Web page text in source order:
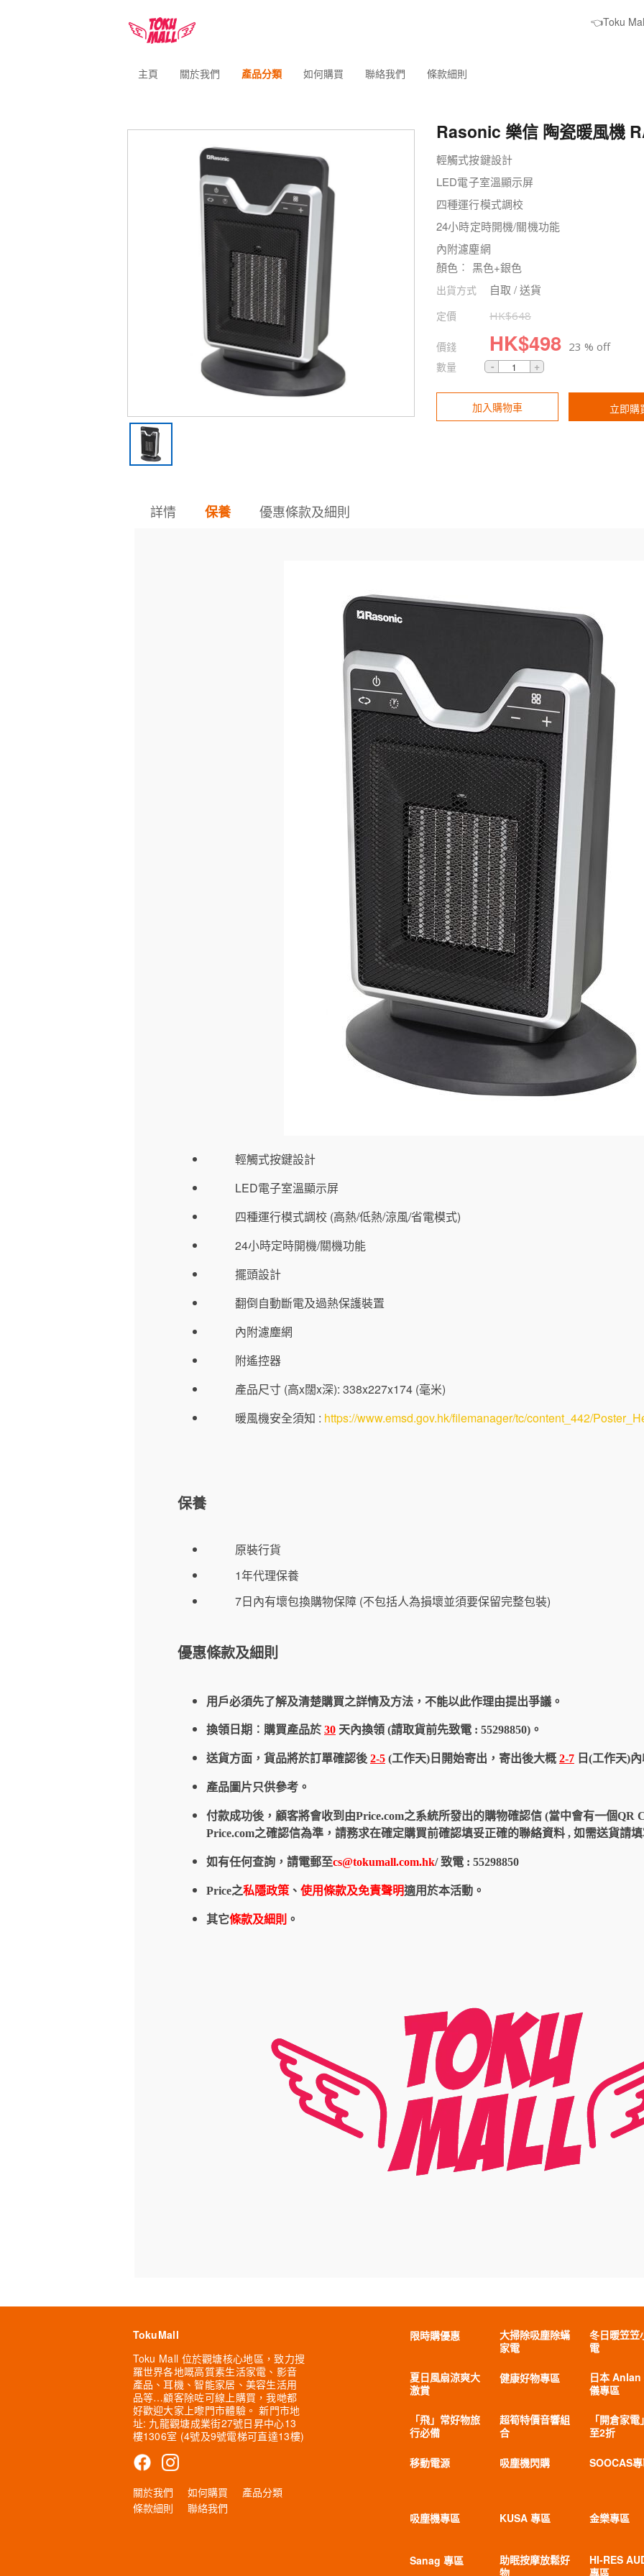
👈Toku
主頁 關於我們 產品分類 如何購買 聯絡我們 條款細則
Rasonic 樂信 陶瓷暖風機
輕觸式按鍵設計
LED電子室溫顯示屏
四種運行模式調校
24小時定時開機/關機功能
內附濾塵網
顏色︰ 黑色+銀色
出貨方式 自取 / 送貨
定價 HK$648
價錢 HK$498 23 % off
數量
加入購物車 立即購
詳情 保養 優惠條款及細則
輕觸式按鍵設計
LED電子室溫顯示屏
四種運行模式調校 (高熱/低熱/涼風/省電模式)
24小時定時開機/關機功能
擺頭設計
翻倒自動斷電及過熱保護裝置
內附濾塵網
附遙控器
產品尺寸 (高x闊x深): 338x227x174 (毫米)
暖風機安全須知 : https://www.emsd.gov.hk/filemanager/tc/content_442/
保養
原裝行貨
1年代理保養
7日內有壞包換購物保障 (不包括人為損壞並須要保留完整包裝)
優惠條款及細則
用戶必須先了解及清楚購買之詳情及方法，不能以此作理由提出爭議。
換領日期︰購買產品於 30 天內換領 (請取貨前先致電 : 55298850)。
送貨方面，貨品將於訂單確認後 2-5 (工作天)日開始寄出，寄出後大概 2-7 日(工作天)內
產品圖片只供參考。
付款成功後，顧客將會收到由Price.com之系統所發出的購物確認信 (當中會有一個QR
Price.com之確認信為準，請務求在確定購買前確認填妥正確的聯絡資料 , 如需送貨請
如有任何查詢，請電郵至cs@tokumall.com.hk/ 致電 : 55298850
Price之私隱政策 、 使用條款及免責聲明適用於本活動。
其它條款及細則 。
TokuMall
Toku Mall 位於觀塘核心地區，致力搜
羅世界各地嘅高質素生活家電、影音
產品、耳機、智能家居、美容生活用
品等…顧客除咗可線上購買，我哋都
好歡迎大家上嚟門市體驗。 新門市地
址: 九龍觀塘成業街27號日昇中心13
樓1306室 (4號及9號電梯可直達13樓)
關於我們 如何購買
產品分類
條款細則
聯絡我們
限時購優惠
大掃除吸塵除蟎
家電
冬日暖笠笠
電
夏日風扇涼爽大
激賞
健康好物專區
日本 Anlan
儀專區
「飛」常好物旅
行必備
超筍特價音響組
合
「開倉家電
至2折
移動電源 吸塵機閃購 SOOCAS
吸塵機專區 KUSA 專區 金樂專區
Sanag 專區
助眠按摩放鬆好
物
HI-RES
專區